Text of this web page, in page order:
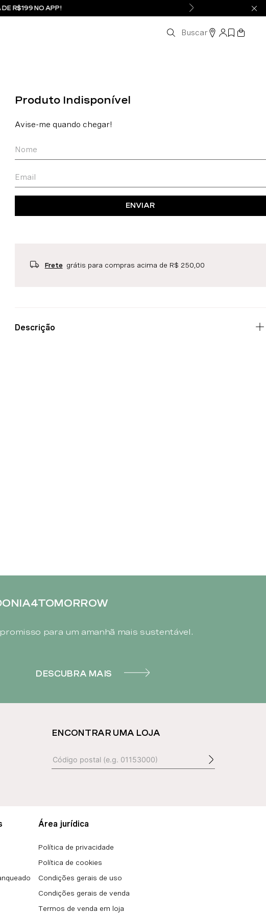
DE R$199 NO APP!
Buscar
ENVIAR
Frete grátis para compras acima de R$ 250,00
Descrição
para um amanhã mais sustentável.
DESCUBRA MAIS
ENCONTRAR UMA LOJA
Área jurídica
Política de privacidade
Política de cookies
Condições gerais de uso
Condições gerais de venda
Termos de venda em loja